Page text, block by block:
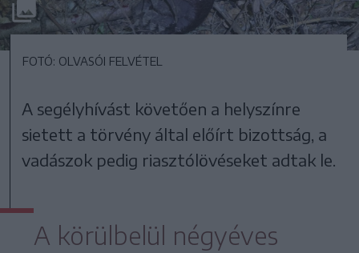
FOTÓ: OLVASÓI FELVÉTEL
A segélyhívást követően a helyszínre
sietett a törvény által előírt bizottság, a
vadászok pedig riasztólövéseket adtak le.
A körülbelül négyéves